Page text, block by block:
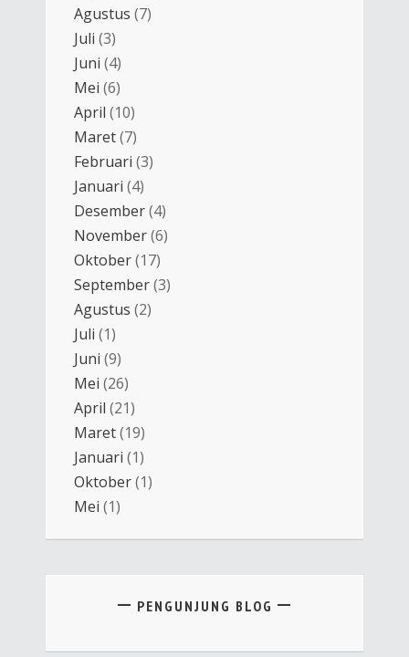
Agustus (7)
Juli (3)
Juni (4)
Mei (6)
April (10)
Maret(7)
Februari (3)
Januari (4)
Desember(4)
November(6)
Oktober(17)
September(3)
Agustus (2)
Juli (1)
Juni (9)
Mei (26)
April (21)
Maret(19)
Januari (1)
Oktober(1)
Mei (1)
PENGUNJUNG BLOG